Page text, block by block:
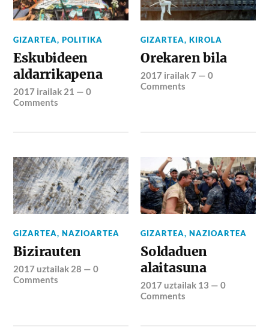
GIZARTEA,POLITIKA
Eskubideen
aldarrikapena
2017 irailak 21 —0
Comments
GIZARTEA,KIROLA
Orekaren bila
2017 irailak 7 —0
Comments
GIZARTEA,NAZIOARTEA
Bizirauten
2017 uztailak 28 —0
Comments
GIZARTEA,NAZIOARTEA
Soldaduen
alaitasuna
2017 uztailak 13 —0
Comments